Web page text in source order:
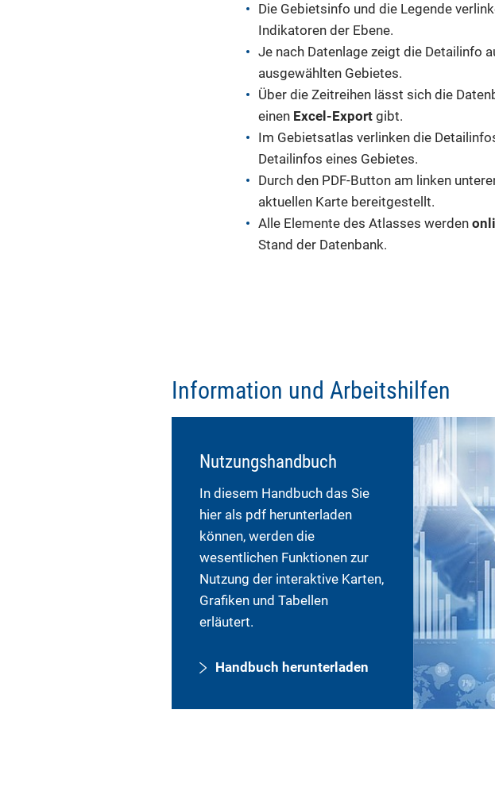
Die Gebietsinfo und die Legende
Indikatoren der Ebene.
Je nach Datenlage zeigt die Detailinfo
ausgewählten Gebietes.
Über die Zeitreihen lässt sich die
einen Excel-Export gibt.
Im Gebietsatlas verlinken die
Detailinfos eines Gebietes.
Durch den PDF-Button am linken
aktuellen Karte bereitgestellt.
Alle Elemente des Atlasses werden
Stand der Datenbank.
Information und Arbeitshilfen
Nutzungshandbuch
In diesem Handbuch das Sie
hier als pdf herunterladen
können, werden die
wesentlichen Funktionen zur
Nutzung der interaktive Karten,
Grafiken und Tabellen
erläutert.
Handbuch herunterladen